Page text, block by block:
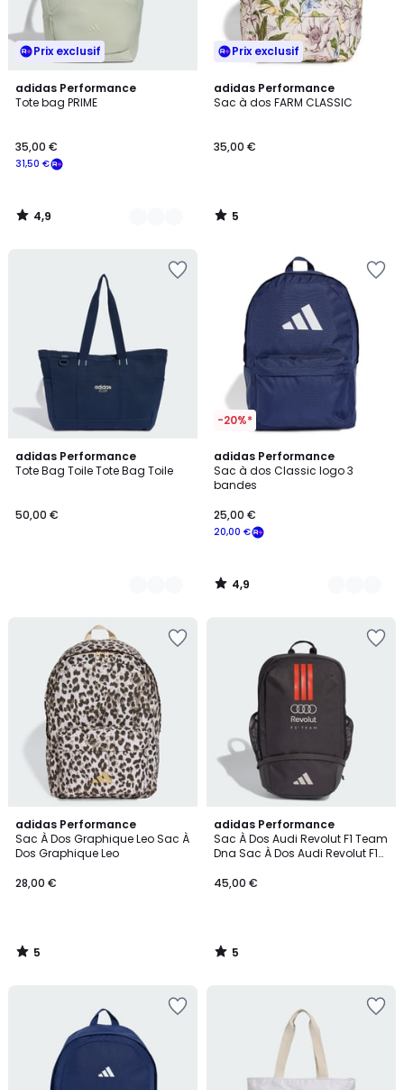
Prix exclusif
adidas Performance
Tote bag PRIME
€
souscrivez
notre
programme
31,50 €
35,00 €
4,9
/ 5
3
Couleurs
4,9
/
Prix exclusif
adidas Performance
Sac à dos FARM CLASSIC
35,00 €
5
/
5
/
adidas Performance
Tote Bag Toile Tote Bag Toile
50,00 €
2
Couleurs
-20%*
adidas Performance
Sac à dos Classic logo 3
bandes
20,00 €
25,00 €
4,9
/ 5
4
Couleurs
4,9
/
adidas Performance
Sac À Dos Graphique Leo Sac À
Dos Graphique Leo
28,00 €
5
/
5
5
/
adidas Performance
Sac À Dos Audi Revolut F1 Team
Dna Sac À Dos Audi Revolut F1
45,00 €
5
/
5
5
/